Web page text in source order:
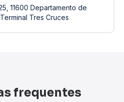
11600 Departamento de
Tres Cruces
frequentes